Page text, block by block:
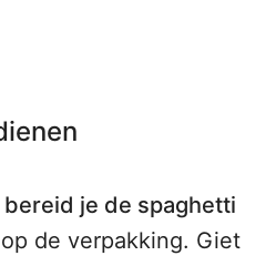
bereid je de spaghetti
de verpakking. Giet